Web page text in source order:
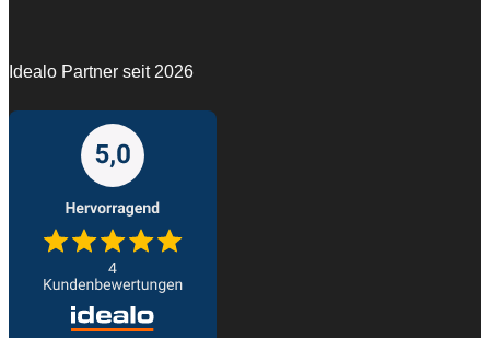
Idealo Partner seit 2026